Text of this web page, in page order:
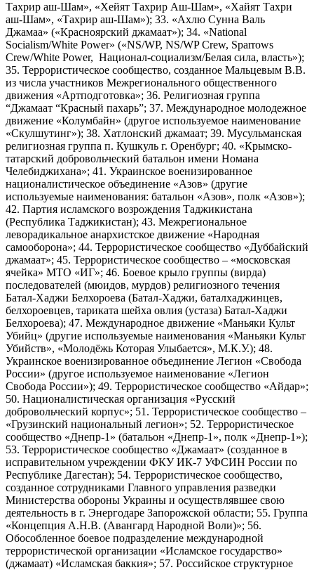
Тахрир аш-Шам», «Хейят Тахрир Аш-Шам», «Хайят Тахри
аш-Шам», «Тахрир аш-Шам»); 33. «Ахлю Сунна Валь
Джамаа» («Красноярский джамаат»); 34. «National
Socialism/White Power» («NS/WP, NS/WP Crew, Sparrows
Crew/White Power, Национал-социализм/Белая сила, власть»);
35. Террористическое сообщество, созданное Мальцевым В.В.
из числа участников Межрегионального общественного
движения «Артподготовка»; 36. Религиозная группа
“Джамаат “Красный пахарь”; 37. Международное молодежное
движение «Колумбайн» (другое используемое наименование
«Скулшутинг»); 38. Хатлонский джамаат; 39. Мусульманская
религиозная группа п. Кушкуль г. Оренбург; 40. «Крымско-
татарский добровольческий батальон имени Номана
Челебиджихана»; 41. Украинское военизированное
националистическое объединение «Азов» (другие
используемые наименования: батальон «Азов», полк «Азов»);
42. Партия исламского возрождения Таджикистана
(Республика Таджикистан); 43. Межрегиональное
леворадикальное анархистское движение «Народная
самооборона»; 44. Террористическое сообщество «Дуббайский
джамаат»; 45. Террористическое сообщество – «московская
ячейка» МТО «ИГ»; 46. Боевое крыло группы (вирда)
последователей (мюидов, мурдов) религиозного течения
Батал-Хаджи Белхороева (Батал-Хаджи, баталхаджинцев,
белхороевцев, тариката шейха овлия (устаза) Батал-Хаджи
Белхороева); 47. Международное движение «Маньяки Культ
Убийц» (другие используемые наименования «Маньяки Культ
Убийств», «Молодёжь Которая Улыбается», М.К.У.); 48.
Украинское военизированное объединение Легион «Свобода
России» (другое используемое наименование «Легион
Свобода России»); 49. Террористическое сообщество «Айдар»;
50. Националистическая организация «Русский
добровольческий корпус»; 51. Террористическое сообщество –
«Грузинский национальный легион»; 52. Террористическое
сообщество «Днепр-1» (батальон «Днепр-1», полк «Днепр-1»);
53. Террористическое сообщество «Джамаат» (созданное в
исправительном учреждении ФКУ ИК-7 УФСИН России по
Республике Дагестан); 54. Террористическое сообщество,
созданное сотрудниками Главного управления разведки
Министерства обороны Украины и осуществлявшее свою
деятельность в г. Энергодаре Запорожской области; 55. Группа
«Концепция А.Н.В. (Авангард Народной Воли)»; 56.
Обособленное боевое подразделение международной
террористической организации «Исламское государство»
(джамаат) «Исламская баккия»; 57. Российское структурное